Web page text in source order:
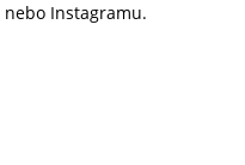
nebo Instagramu.